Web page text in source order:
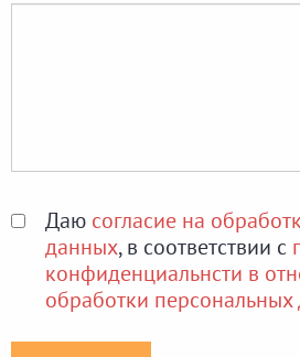
Даю согласие на
данных, в соответствии с
конфиденциальнсти в
обработки